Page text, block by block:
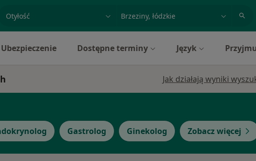
specjalizacja, badanie lub nazwiskomiasto lub dzielnica
Ubezpieczenie Dostępne terminy Język
Jak działają wyniki
Gastrolog Ginekolog Zobacz więcej